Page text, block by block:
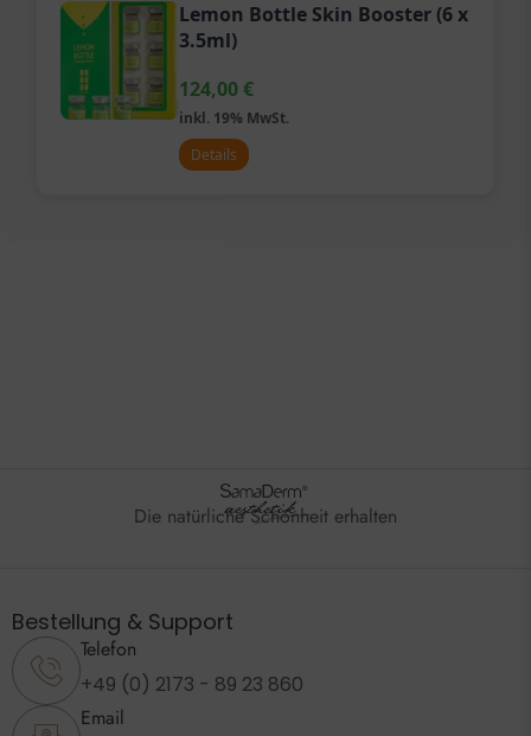
Lemon Bottle Skin Booster (6 x
3.5ml)
124,00€
inkl. 19% MwSt.
Details
Die natürliche Schönheit erhalten
Bestellung & Support
Telefon
+49 (0) 2173 - 89 23 860
Email